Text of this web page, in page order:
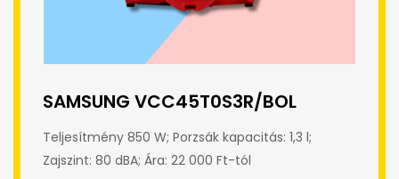
SAMSUNG VCC45T0S3R/BOL
Teljesítmény 850 W; Porzsák kapacitás: 1,3 l;
Zajszint: 80 dBA; Ára: 22 000 Ft-tól